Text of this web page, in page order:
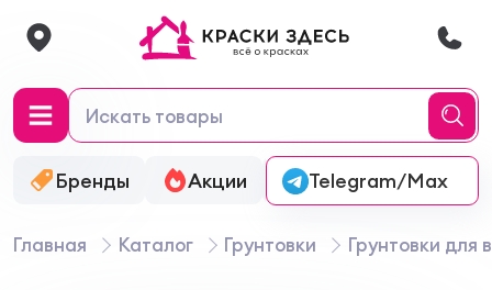
Бренды Акции Онлайн-колеровка
Telegram/Max
Главная Каталог Грунтовки Грунтовки для